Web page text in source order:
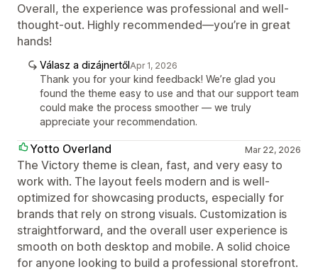
Overall, the experience was professional and well-
thought-out. Highly recommended—you’re in great
hands!
Válasz a dizájnertőlApr 1, 2026
Thank you for your kind feedback! We’re glad you
found the theme easy to use and that our support team
could make the process smoother — we truly
appreciate your recommendation.
Yotto Overland Mar 22, 2026
The Victory theme is clean, fast, and very easy to
work with. The layout feels modern and is well-
optimized for showcasing products, especially for
brands that rely on strong visuals. Customization is
straightforward, and the overall user experience is
smooth on both desktop and mobile. A solid choice
for anyone looking to build a professional storefront.